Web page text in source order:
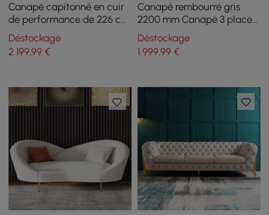
Canapé capitonné en cuir
de performance de 226 cm
avec pieds dorés
Déstockage
2 199,99 €
Canapé rembourré gris
2200 mm Canapé 3 places
en coton et lin avec
oreillers Pieds dorés
Déstockage
1 999,99€